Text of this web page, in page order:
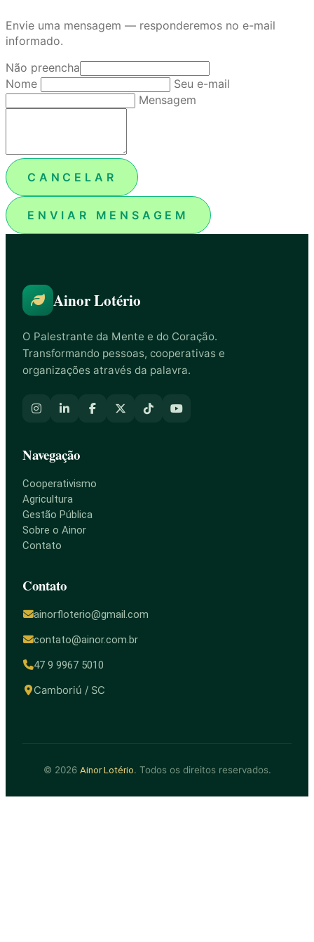
Envie uma mensagem — responderemos no e-mail
informado.
Não preencha
Nome
Seu e-mail
Mensagem
CANCELAR
ENVIAR MENSAGEM
Ainor Lotério
O Palestrante da Mente e do Coração.
Transformando pessoas, cooperativas e
organizações através da palavra.
Navegação
Cooperativismo
Agricultura
Gestão Pública
Sobre o Ainor
Contato
Contato
ainorfloterio@gmail.com
contato@ainor.com.br
47 9 9967 5010
Camboriú / SC
© 2026 Ainor Lotério. Todos os direitos reservados.